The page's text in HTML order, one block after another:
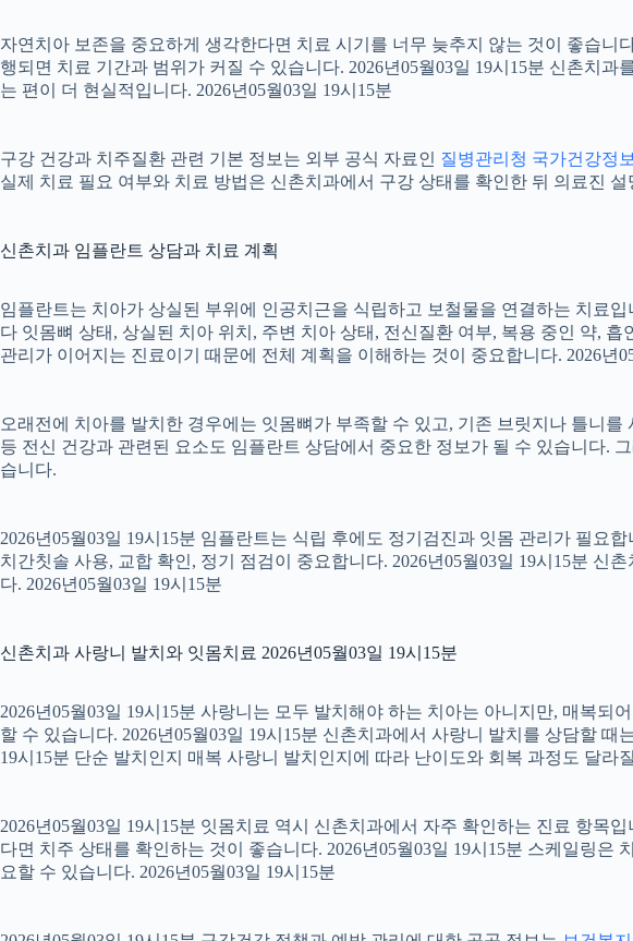
자연치아 보존을 중요하게 생각한다면 치료 시기를 너무 늦추지 않는 것이 좋습니
행되면 치료 기간과 범위가 커질 수 있습니다. 2026년05월03일 19시15분 신촌치
는 편이 더 현실적입니다. 2026년05월03일 19시15분
구강 건강과 치주질환 관련 기본 정보는 외부 공식 자료인 질병관리청 국가건강정
실제 치료 필요 여부와 치료 방법은 신촌치과에서 구강 상태를 확인한 뒤 의료진
신촌치과 임플란트 상담과 치료 계획
임플란트는 치아가 상실된 부위에 인공치근을 식립하고 보철물을 연결하는 치료
다 잇몸뼈 상태, 상실된 치아 위치, 주변 치아 상태, 전신질환 여부, 복용 중인 약,
관리가 이어지는 진료이기 때문에 전체 계획을 이해하는 것이 중요합니다. 2026년
오래전에 치아를 발치한 경우에는 잇몸뼈가 부족할 수 있고, 기존 브릿지나 틀니
등 전신 건강과 관련된 요소도 임플란트 상담에서 중요한 정보가 될 수 있습니다.
습니다.
2026년05월03일 19시15분 임플란트는 식립 후에도 정기검진과 잇몸 관리가 필요
치간칫솔 사용, 교합 확인, 정기 점검이 중요합니다. 2026년05월03일 19시15분
다. 2026년05월03일 19시15분
신촌치과 사랑니 발치와 잇몸치료 2026년05월03일 19시15분
2026년05월03일 19시15분 사랑니는 모두 발치해야 하는 치아는 아니지만, 매복
할 수 있습니다. 2026년05월03일 19시15분 신촌치과에서 사랑니 발치를 상담할
19시15분 단순 발치인지 매복 사랑니 발치인지에 따라 난이도와 회복 과정도 달라
2026년05월03일 19시15분 잇몸치료 역시 신촌치과에서 자주 확인하는 진료 항목
다면 치주 상태를 확인하는 것이 좋습니다. 2026년05월03일 19시15분 스케일링
요할 수 있습니다. 2026년05월03일 19시15분